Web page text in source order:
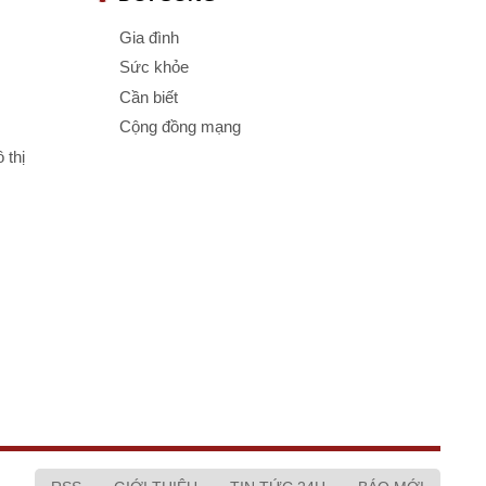
thị
Gia đình
Sức khỏe
Cần biết
Cộng đồng mạng